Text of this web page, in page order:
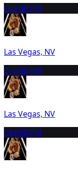
268:00 PM
Las Vegas, NV
278:00 PM
Las Vegas, NV
288:00 PM